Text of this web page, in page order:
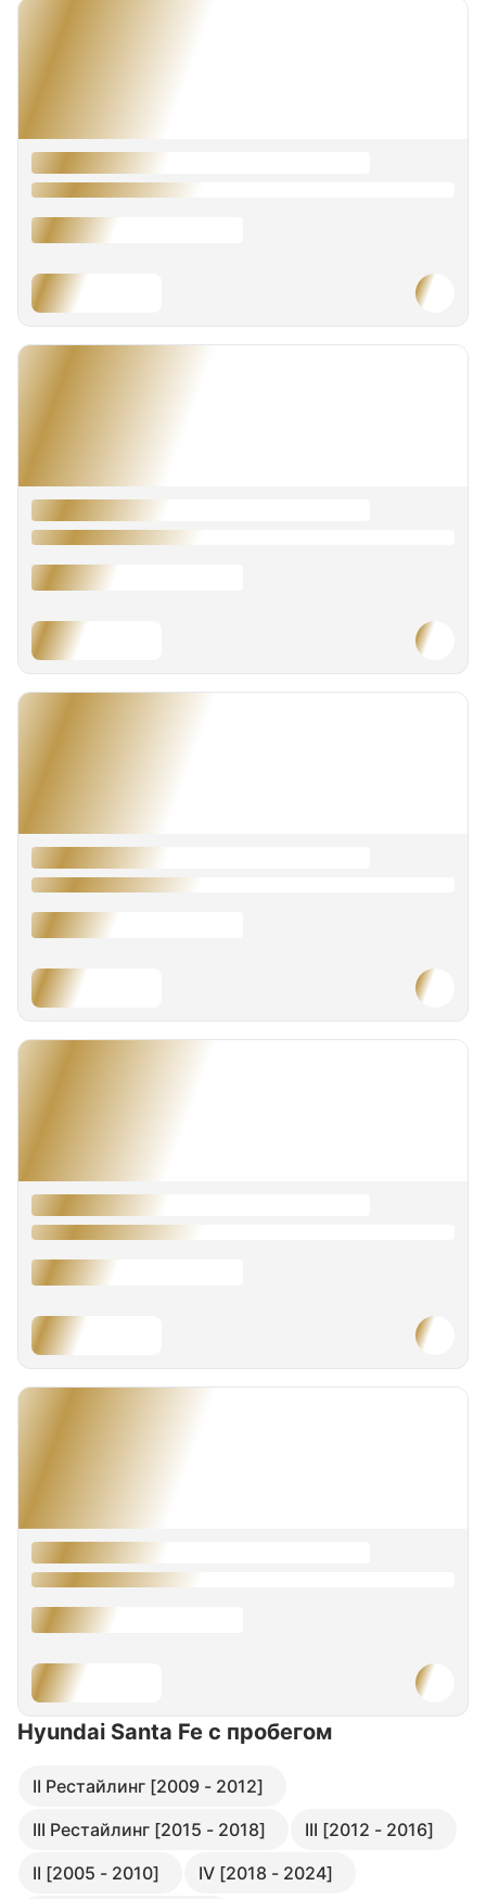
Hyundai Santa Fe с пробегом
II Рестайлинг [2009 - 2012]
III Рестайлинг [2015 - 2018]
III [2012 - 2016]
II [2005 - 2010]
IV [2018 - 2024]